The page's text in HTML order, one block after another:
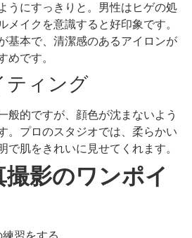
うにすっきりと。男性はヒゲの処
メイクを意識すると好印象です。
基本で、清潔感のあるアイロンが
めです。
ティング
般的ですが、顔色が沈まないよう
。プロのスタジオでは、柔らかい
で肌をきれいに見せてくれます。
撮影のワンポイ
習をする